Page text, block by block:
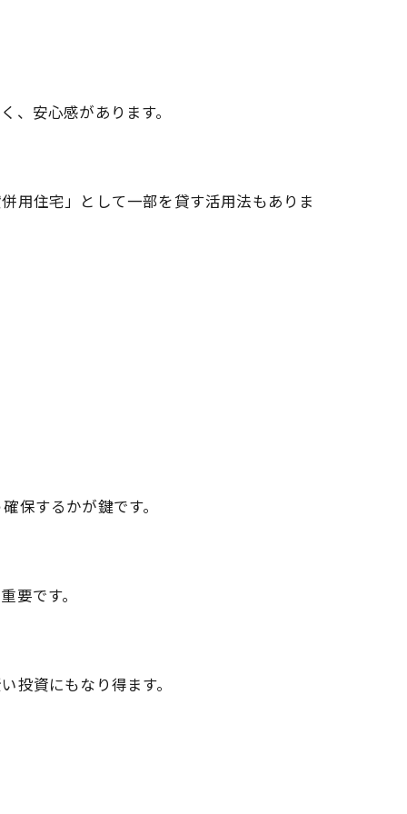
、安心感があります。
用住宅」として一部を貸す活用法もありま
保するかが鍵です。
要です。
投資にもなり得ます。